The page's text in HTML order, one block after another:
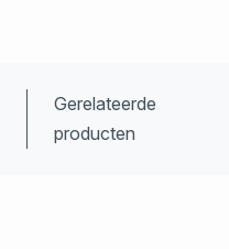
Gerelateerde
producten